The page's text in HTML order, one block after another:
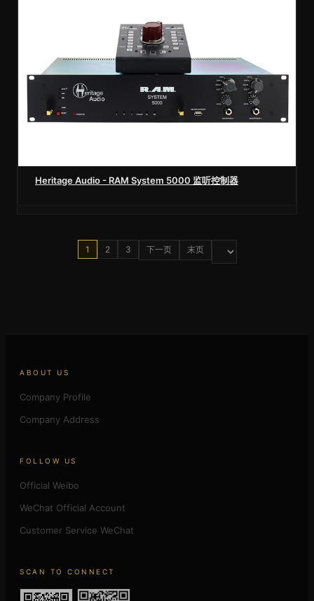
Heritage Audio - RAM System 5000 监听控制器
1 2 3 下一页 末页
ABOUT US
Company Profile
Company Address
FOLLOW US
Official Weibo
WeChat Official Account
Customer Service WeChat
SCAN TO CONNECT